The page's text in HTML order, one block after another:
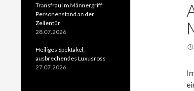
Transfrau im Männergriff:
Personenstand an der
Zellentür
28.07.2026
Heiliges Spektakel,
ausbrechendes Luxusross
27.07.2026